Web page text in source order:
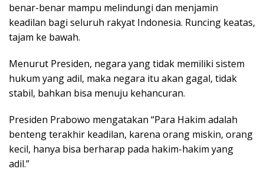
benar-benar mampu melindungi dan menjamin
keadilan bagi seluruh rakyat Indonesia. Runcing keatas,
tajam ke bawah.
Menurut Presiden, negara yang tidak memiliki sistem
hukum yang adil, maka negara itu akan gagal, tidak
stabil, bahkan bisa menuju kehancuran.
Presiden Prabowo mengatakan “Para Hakim adalah
benteng terakhir keadilan, karena orang miskin, orang
kecil, hanya bisa berharap pada hakim-hakim yang
adil.”